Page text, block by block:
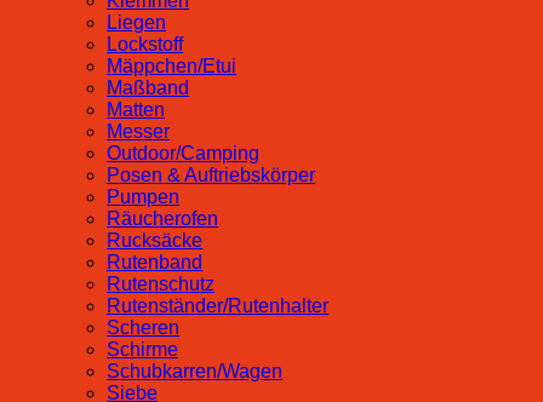
Liegen
Lockstoff
Mäppchen/Etui
Maßband
Matten
Messer
Outdoor/Camping
Posen & Auftriebskörper
Pumpen
Räucherofen
Rucksäcke
Rutenband
Rutenschutz
Rutenständer/Rutenhalter
Scheren
Schirme
Schubkarren/Wagen
Siebe